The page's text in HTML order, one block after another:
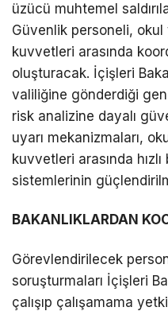
üzücü muhtemel
Güvenlik personeli,
kuvvetleri arasında
oluşturacak. İçişleri
valiliğine gönderdiği
risk analizine dayalı
uyarı mekanizmaları,
kuvvetleri arasında
sistemlerinin
BAKANLIKLARDAN
Görevlendirilecek
soruşturmaları İçişleri
çalışıp çalışamama